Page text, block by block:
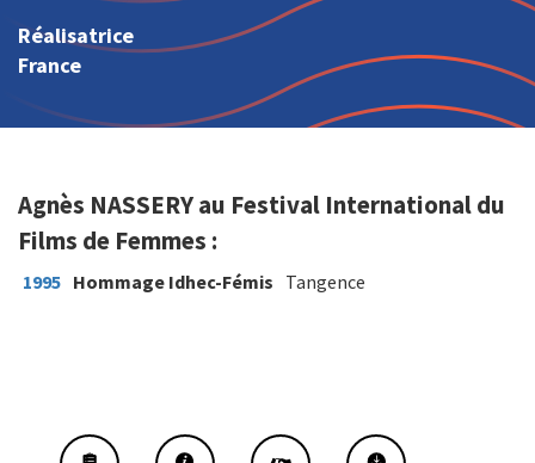
Réalisatrice
France
Agnès NASSERY au Festival International du
Films de Femmes :
1995 Hommage Idhec-Fémis Tangence